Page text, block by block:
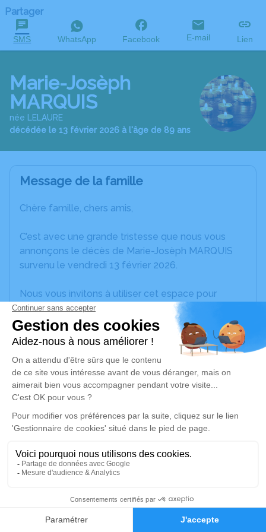
Faire-part Hommages
Partager
SMS WhatsApp Facebook E-mail Lien
Marie-Josèph
MARQUIS
née LELAURE
décédée le 13 février 2026 à l'âge de 89 ans
Message de la famille
Chère famille, chers amis,
C’est avec une grande tristesse que nous vous
annonçons le décès de Marie-Josèph MARQUIS
survenu le vendredi 13 février 2026.
Nous vous invitons à utiliser cet espace pour
laisser vos condoléances, partager des photos
souvenirs, une anecdote ou exprimer vos pensées
à travers des poèmes ou des textes. Cet endroit
est un lieu d'expression dédié à honorer la
mémoire de Marie-Josèph MARQUIS.
Un service de plantation d’arbre hommage est
disponible ici.
Je rends hommage
Cérémonie religieuse
Église de la Trinité de Mauléon
79700 Mauléon